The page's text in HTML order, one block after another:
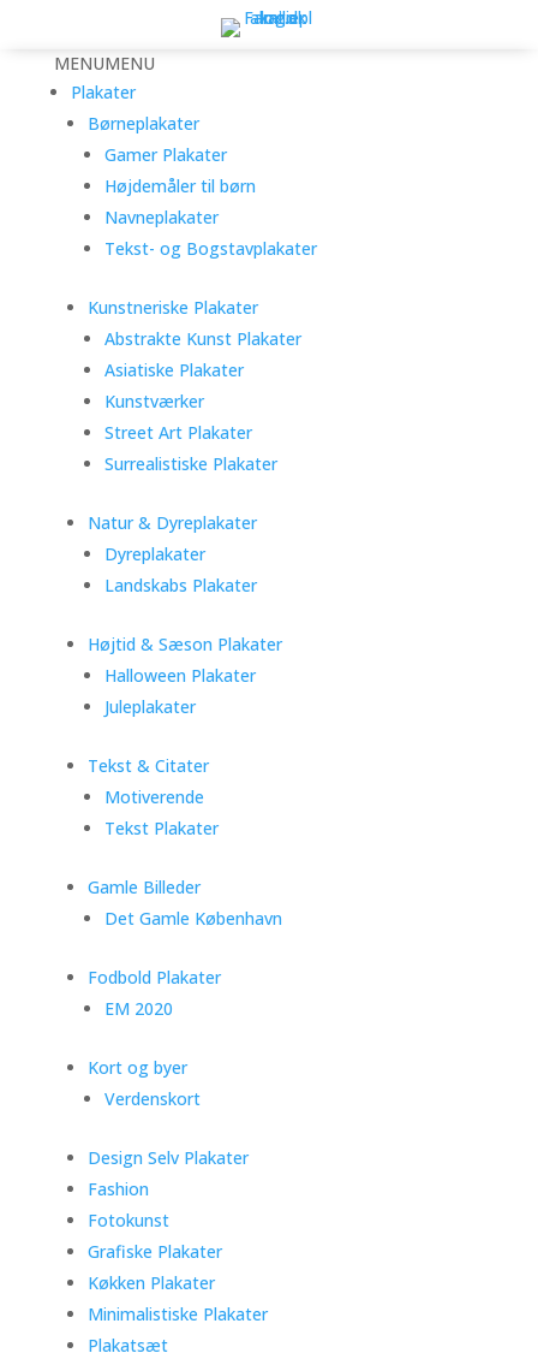
MENUMENU
Plakater
Børneplakater
Gamer Plakater
Højdemåler til børn
Navneplakater
Tekst- og Bogstavplakater
Kunstneriske Plakater
Abstrakte Kunst Plakater
Asiatiske Plakater
Kunstværker
Street Art Plakater
Surrealistiske Plakater
Natur & Dyreplakater
Dyreplakater
Landskabs Plakater
Højtid & Sæson Plakater
Halloween Plakater
Juleplakater
Tekst & Citater
Motiverende
Tekst Plakater
Gamle Billeder
Det Gamle København
Fodbold Plakater
EM 2020
Kort og byer
Verdenskort
Design Selv Plakater
Fashion
Fotokunst
Grafiske Plakater
Køkken Plakater
Minimalistiske Plakater
Plakatsæt